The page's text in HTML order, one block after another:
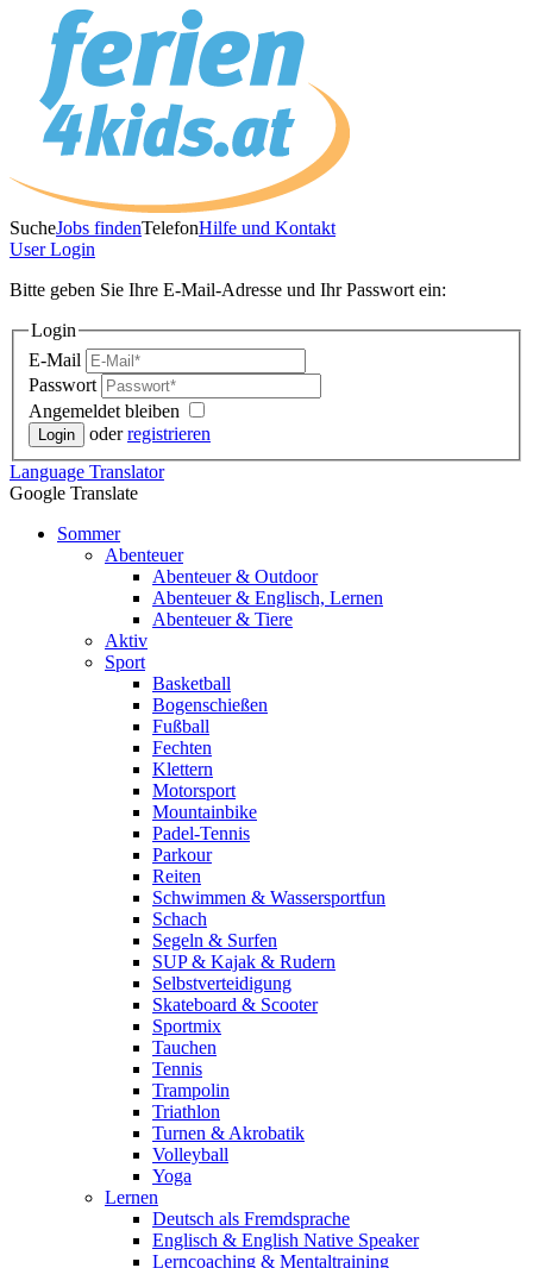
SucheJobs findenTelefonHilfe und Kontakt
UserLogin
Bitte geben Sie Ihre E-Mail-Adresse und Ihr Passwort ein:
Login
E-Mail
Passwort
Angemeldet bleiben
oderregistrieren
Language Translator
Google Translate
Sommer
Abenteuer
Abenteuer & Outdoor
Abenteuer & Englisch, Lernen
Abenteuer & Tiere
Aktiv
Sport
Basketball
Bogenschießen
Fußball
Fechten
Klettern
Motorsport
Mountainbike
Padel-Tennis
Parkour
Reiten
Schwimmen & Wassersportfun
Schach
Segeln & Surfen
SUP & Kajak & Rudern
Selbstverteidigung
Skateboard & Scooter
Sportmix
Tauchen
Tennis
Trampolin
Triathlon
Turnen & Akrobatik
Volleyball
Yoga
Lernen
Deutsch als Fremdsprache
Englisch & English Native Speaker
Lerncoaching & Mentaltraining